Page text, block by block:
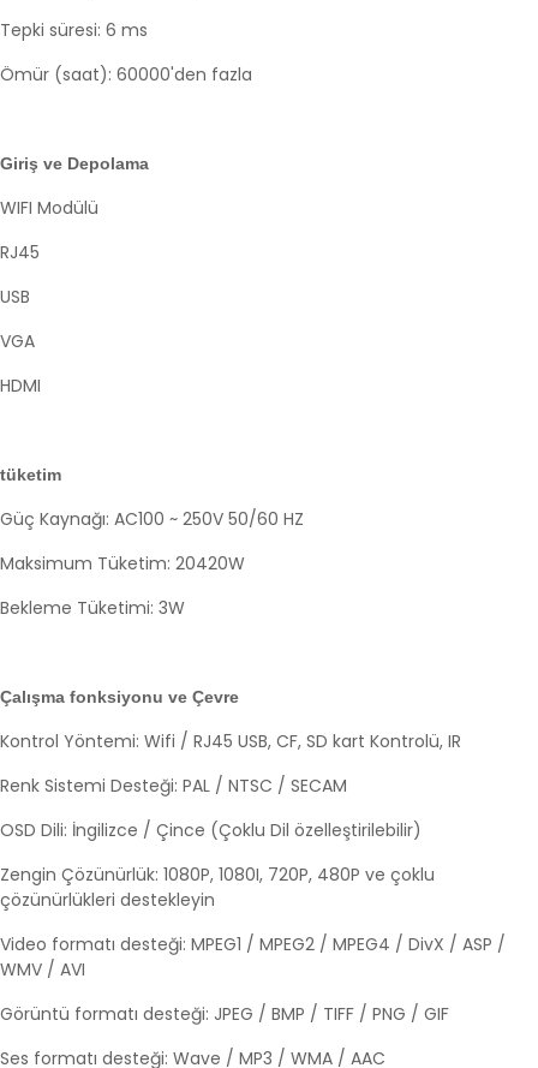
Tepki süresi: 6 ms
Ömür (saat): 60000'den fazla
Giriş ve Depolama
WIFI Modülü
RJ45
USB
VGA
HDMI
tüketim
Güç Kaynağı: AC100 ~ 250V 50/60 HZ
Maksimum Tüketim: 20420W
Bekleme Tüketimi: 3W
Çalışma fonksiyonu ve Çevre
Kontrol Yöntemi: Wifi / RJ45 USB, CF, SD kart Kontrolü, IR
Renk Sistemi Desteği: PAL / NTSC / SECAM
OSD Dili: İngilizce / Çince (Çoklu Dil özelleştirilebilir)
Zengin Çözünürlük: 1080P, 1080I, 720P, 480P ve çoklu
çözünürlükleri destekleyin
Video formatı desteği: MPEG1 / MPEG2 / MPEG4 / DivX / ASP /
WMV / AVI
Görüntü formatı desteği: JPEG / BMP / TIFF / PNG / GIF
Ses formatı desteği: Wave / MP3 / WMA / AAC